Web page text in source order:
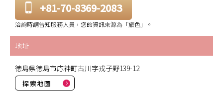
+81-70-8369-2083
洽詢時請告知服務人員，您的資訊來源為「旅色」。
地址
徳島県徳島市応神町古川字戎子野139-12
探索地圖